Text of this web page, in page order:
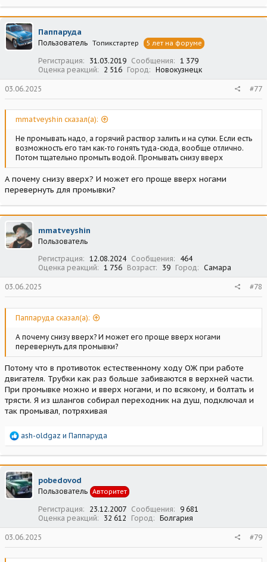
а
к
ц
и
и
Паппаруда
Пользователь Топикстартер 5 лет на форуме
Регистрация 31.03.2019 Сообщения
1 379
Оценка реакций
2 516 Город Новокузнецк
03.06.2025 #77
mmatveyshin сказал(а):
Не промывать надо, а горячий раствор залить и на сутки. Если есть
возможность его там как-то гонять туда-сюда, вообще отлично.
Потом тщательно промыть водой. Промывать снизу вверх
А почему снизу вверх? И может его проще вверх ногами
перевернуть для промывки?
mmatveyshin
Пользователь
Регистрация
12.08.2024 Сообщения
464
Оценка реакций
1 756 Возраст 39 Город Самара
03.06.2025 #78
Паппаруда сказал(а):
А почему снизу вверх? И может его проще вверх ногами
перевернуть для промывки?
Потому что в противоток естественному ходу ОЖ при работе
двигателя. Трубки как раз больше забиваются в верхней части.
При промывке можно и вверх ногами, и по всякому, и болтать и
трясти. Я из шлангов собирал переходник на душ, подключал и
так промывал, потряхивая
Р
а
к
ц
и
и
ash-oldgaz и Паппаруда
pobedovod
Пользователь Авторитет
Регистрация 23.12.2007 Сообщения
9 681
Оценка реакций
32 612 Город Болгария
03.06.2025 #79